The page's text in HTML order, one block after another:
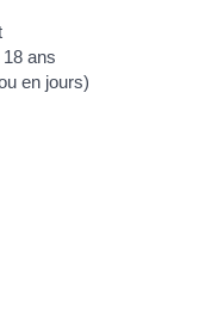
ans
en jours)